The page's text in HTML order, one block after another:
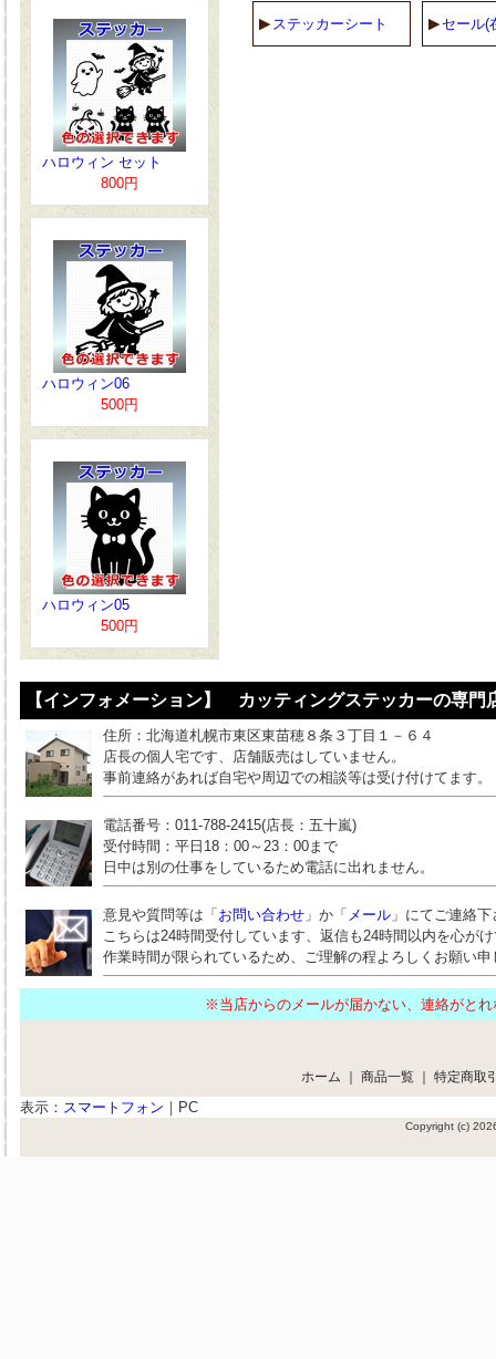
ステッカーシート セール(
ハロウィン セット
800円
ハロウィン06
500円
ハロウィン05
500円
【インフォメーション】 カッティングステッカーの専門
住所：北海道札幌市東区東苗穂８条３丁目１－６４
店長の個人宅です、店舗販売はしていません。
事前連絡があれば自宅や周辺での相談等は受け付けてます。
電話番号：011-788-2415(店長：五十嵐)
受付時間：平日18：00～23：00まで
日中は別の仕事をしているため電話に出れません。
意見や質問等は「 お問い合わせ 」か「 メール 」にてご連絡
こちらは24時間受付しています、返信も24時間以内を心が
作業時間が限られているため、ご理解の程よろしくお願い申
※当店からのメールが届かない、連絡が
ホーム ｜ 商品一覧 ｜ 特定商取
表示： スマートフォン ｜ PC
Copyright (c)